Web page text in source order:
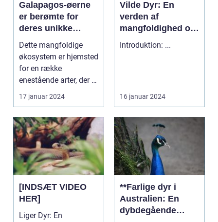
Galapagos-øerne
er berømte for
deres unikke
dyreliv, der har
tiltrukket
dyreentusiaster og
naturforskere i
Dette mangfoldige
økosystem er hjemsted
for en række
enestående arter, der er
tilpasset de særlige f...
17 januar 2024
Vilde Dyr: En
verden af
mangfoldighed og
skønhed
Introduktion: ...
16 januar 2024
[INDSÆT VIDEO
HER]
Liger Dyr: En
**Farlige dyr i
Australien: En
dybdegående